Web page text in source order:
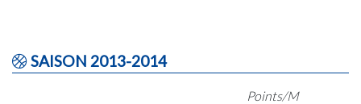
SAISON 2013-2014
Points/M